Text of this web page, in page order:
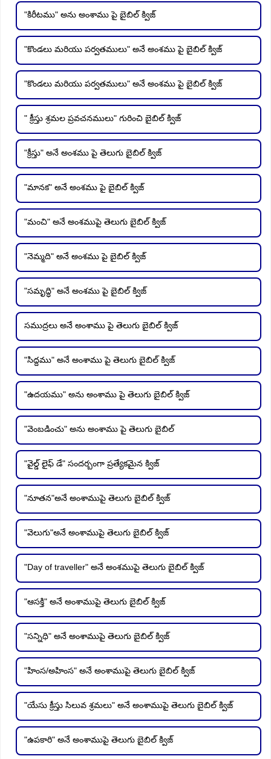
"కిరీటము" అను అంశాము పై బైబిల్ క్విజ్
"కొండలు మరియు పర్వతములు" అనే అంశము పై బైబిల్ క్విజ్
"కొండలు మరియు పర్వతములు" అనే అంశము పై బైబిల్ క్విజ్
" క్రీస్తు శ్రమల ప్రవచనములు" గురించి బైబిల్ క్విజ్
"క్రీస్తు" అనే అంశము పై తెలుగు బైబిల్ క్విజ్
"మానక" అనే అంశము పై బైబిల్ క్విజ్
"మంచి" అనే అంశముపై తెలుగు బైబిల్ క్విజ్
"నెమ్మది" అనే అంశము పై బైబిల్ క్విజ్
"సమృద్ధి" అనే అంశము పై బైబిల్ క్విజ్
సముద్రలు అనే అంశాము పై తెలుగు బైబిల్ క్విజ్
"సిద్దము" అనే అంశాము పై తెలుగు బైబిల్ క్విజ్
"ఉదయము" అను అంశాము పై తెలుగు బైబిల్ క్విజ్
"వెంబడించు" అను అంశాము పై తెలుగు బైబిల్
"వైల్డ్ లైఫ్ డే" సందర్బంగా ప్రత్యేకమైన క్విజ్
"నూతన"అనే అంశాముపై తెలుగు బైబిల్ క్విజ్
"వెలుగు"అనే అంశాముపై తెలుగు బైబిల్ క్విజ్
"Day of traveller" అనే అంశముపై తెలుగు బైబిల్ క్విజ్
"ఆసక్తి" అనే అంశాముపై తెలుగు బైబిల్ క్విజ్
"సన్నిధి" అనే అంశాముపై తెలుగు బైబిల్ క్విజ్
"హింస/అహింస" అనే అంశాముపై తెలుగు బైబిల్ క్విజ్
"యేసు క్రీస్తు సిలువ శ్రమలు" అనే అంశాముపై తెలుగు బైబిల్ క్విజ్
"ఉపకారి" అనే అంశాముపై తెలుగు బైబిల్ క్విజ్